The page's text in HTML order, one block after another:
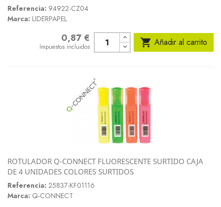
Referencia: 94922-CZ04
Marca: LIDERPAPEL
0,87 €
Impuestos incluidos  Añadir al carrito
ROTULADOR Q-CONNECT FLUORESCENTE SURTIDO CAJA
DE 4 UNIDADES COLORES SURTIDOS
Referencia: 25837-KF01116
Marca: Q-CONNECT